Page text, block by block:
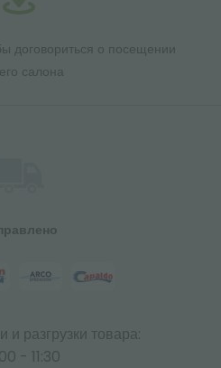
договориться о посещении
салона
и разгрузки товара:
- 11:30